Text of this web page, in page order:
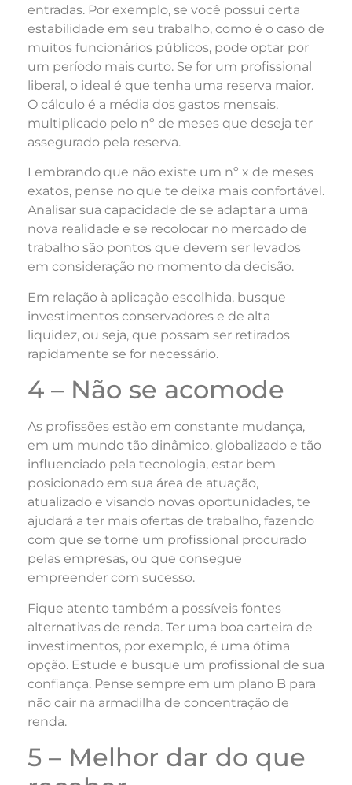
entradas. Por exemplo, se você possui certa
estabilidade em seu trabalho, como é o caso de
muitos funcionários públicos, pode optar por
um período mais curto. Se for um profissional
liberal, o ideal é que tenha uma reserva maior.
O cálculo é a média dos gastos mensais,
multiplicado pelo nº de meses que deseja ter
assegurado pela reserva.
Lembrando que não existe um nº x de meses
exatos, pense no que te deixa mais confortável.
Analisar sua capacidade de se adaptar a uma
nova realidade e se recolocar no mercado de
trabalho são pontos que devem ser levados
em consideração no momento da decisão.
Em relação à aplicação escolhida, busque
investimentos conservadores e de alta
liquidez, ou seja, que possam ser retirados
rapidamente se for necessário.
4 – Não se acomode
As profissões estão em constante mudança,
em um mundo tão dinâmico, globalizado e tão
influenciado pela tecnologia, estar bem
posicionado em sua área de atuação,
atualizado e visando novas oportunidades, te
ajudará a ter mais ofertas de trabalho, fazendo
com que se torne um profissional procurado
pelas empresas, ou que consegue
empreender com sucesso.
Fique atento também a possíveis fontes
alternativas de renda. Ter uma boa carteira de
investimentos, por exemplo, é uma ótima
opção. Estude e busque um profissional de sua
confiança. Pense sempre em um plano B para
não cair na armadilha de concentração de
renda.
5 – Melhor dar do que